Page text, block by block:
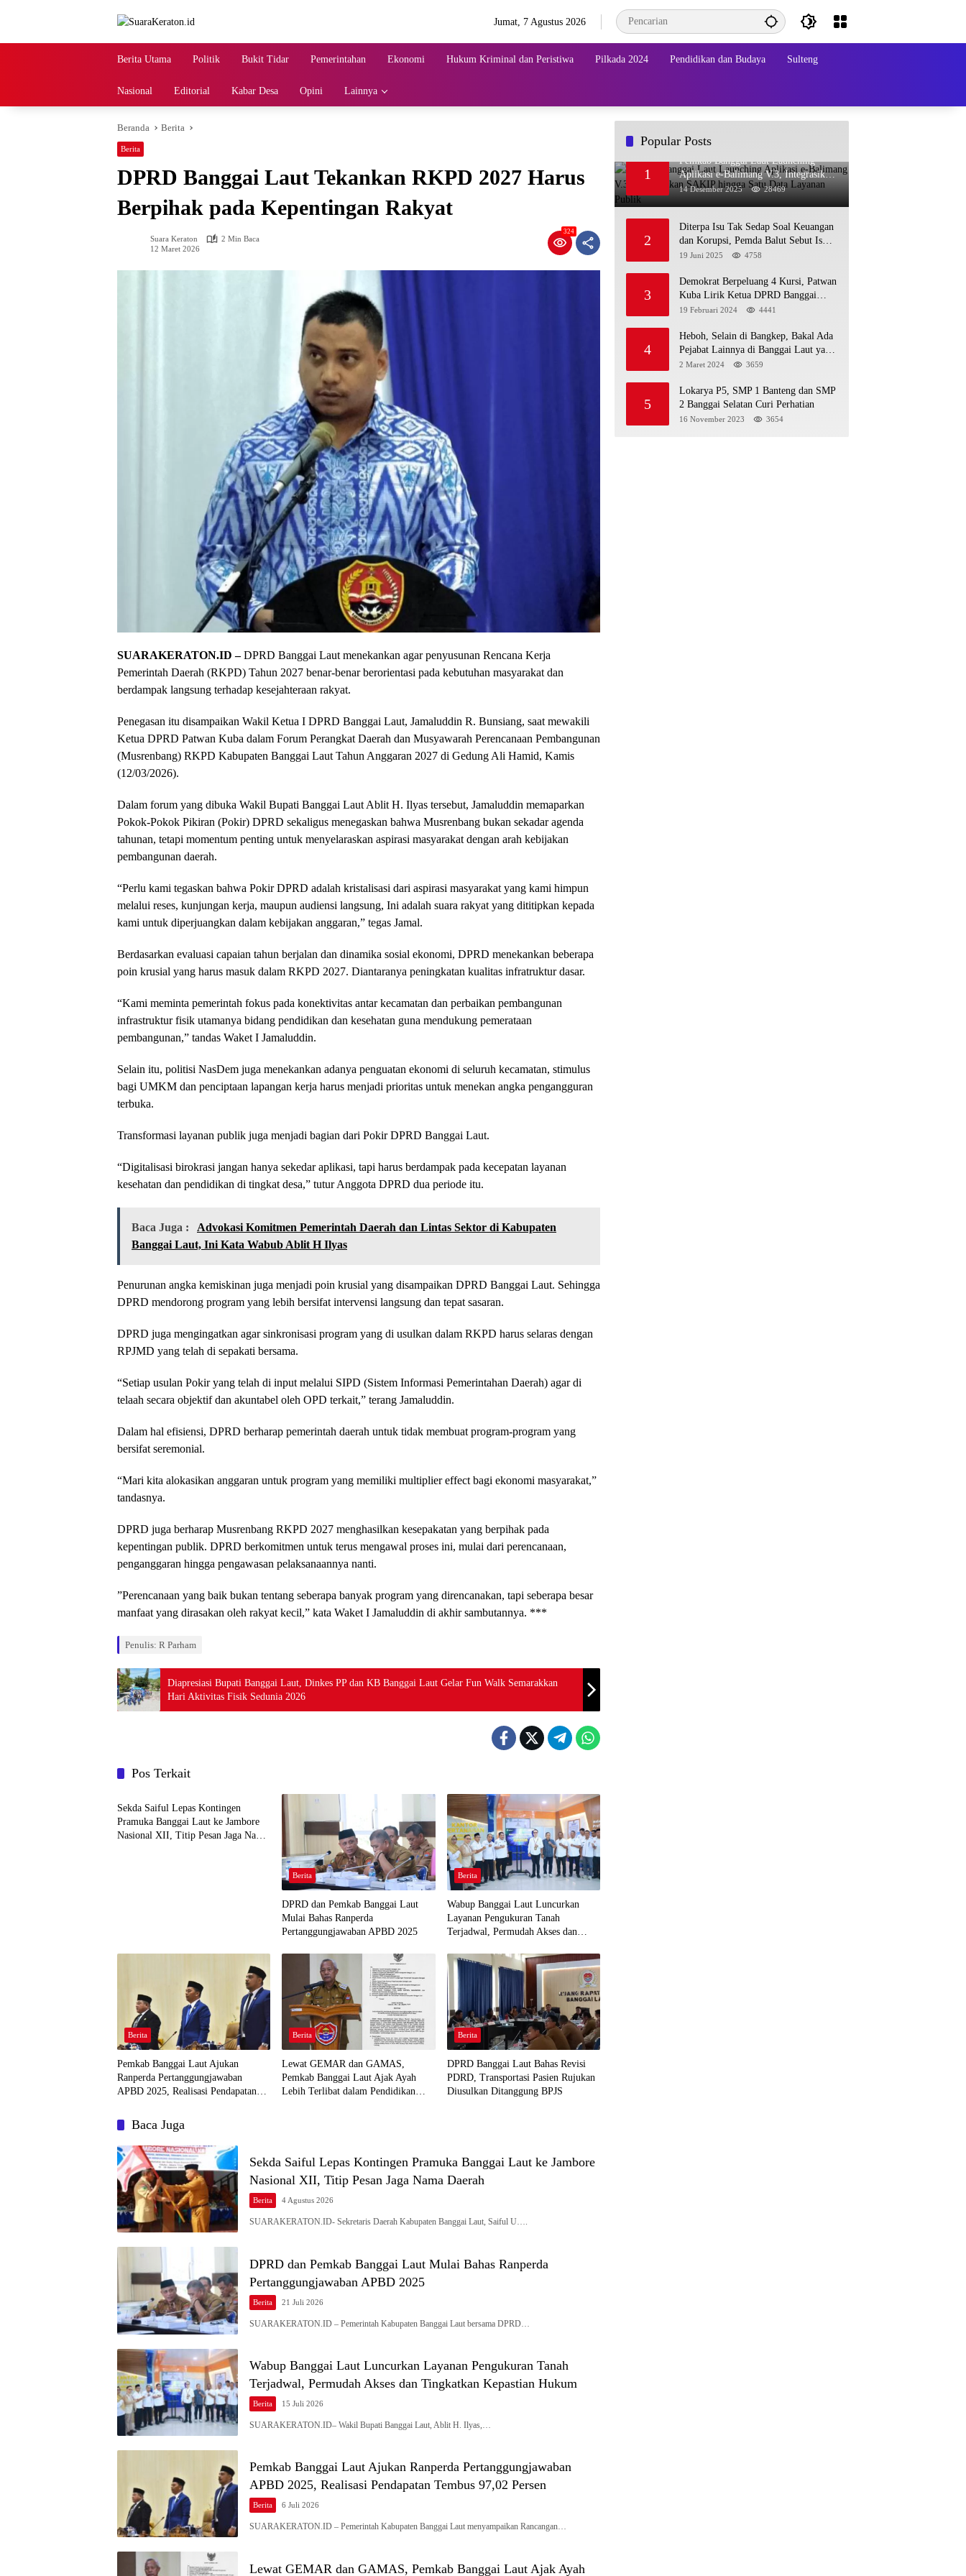
Jumat, 7 Agustus 2026
Berita Utama Politik Bukit Tidar Pemerintahan Ekonomi Hukum Kriminal dan Peristiwa Pilkada 2024 Pendidikan dan Budaya Sulteng
Nasional Editorial Kabar Desa Opini Lainnya
Beranda Berita
Berita
DPRD Banggai Laut Tekankan RKPD 2027 Harus
Berpihak pada Kepentingan Rakyat
Suara Keraton
2 Min Baca
12 Maret 2026
324
SUARAKERATON.ID –DPRD Banggai Laut menekankan agar penyusunan Rencana Kerja
Pemerintah Daerah (RKPD) Tahun 2027 benar-benar berorientasi pada kebutuhan masyarakat dan
berdampak langsung terhadap kesejahteraan rakyat.
Penegasan itu disampaikan Wakil Ketua I DPRD Banggai Laut, Jamaluddin R. Bunsiang, saat mewakili
Ketua DPRD Patwan Kuba dalam Forum Perangkat Daerah dan Musyawarah Perencanaan Pembangunan
(Musrenbang) RKPD Kabupaten Banggai Laut Tahun Anggaran 2027 di Gedung Ali Hamid, Kamis
(12/03/2026).
Dalam forum yang dibuka Wakil Bupati Banggai Laut Ablit H. Ilyas tersebut, Jamaluddin memaparkan
Pokok-Pokok Pikiran (Pokir) DPRD sekaligus menegaskan bahwa Musrenbang bukan sekadar agenda
tahunan, tetapi momentum penting untuk menyelaraskan aspirasi masyarakat dengan arah kebijakan
pembangunan daerah.
“Perlu kami tegaskan bahwa Pokir DPRD adalah kristalisasi dari aspirasi masyarakat yang kami himpun
melalui reses, kunjungan kerja, maupun audiensi langsung, Ini adalah suara rakyat yang dititipkan kepada
kami untuk diperjuangkan dalam kebijakan anggaran,” tegas Jamal.
Berdasarkan evaluasi capaian tahun berjalan dan dinamika sosial ekonomi, DPRD menekankan beberapa
poin krusial yang harus masuk dalam RKPD 2027. Diantaranya peningkatan kualitas infratruktur dasar.
“Kami meminta pemerintah fokus pada konektivitas antar kecamatan dan perbaikan pembangunan
infrastruktur fisik utamanya bidang pendidikan dan kesehatan guna mendukung pemerataan
pembangunan,” tandas Waket I Jamaluddin.
Selain itu, politisi NasDem juga menekankan adanya ​penguatan ekonomi di seluruh kecamatan, stimulus
bagi UMKM dan penciptaan lapangan kerja harus menjadi prioritas untuk menekan angka pengangguran
terbuka.
Transformasi layanan publik juga menjadi bagian dari Pokir DPRD Banggai Laut.
“Digitalisasi birokrasi jangan hanya sekedar aplikasi, tapi harus berdampak pada kecepatan layanan
kesehatan dan pendidikan di tingkat desa,” tutur Anggota DPRD dua periode itu.
Baca Juga :
Advokasi Komitmen Pemerintah Daerah dan Lintas Sektor di Kabupaten
Banggai Laut, Ini Kata Wabub Ablit H Ilyas
Penurunan angka kemiskinan juga menjadi poin krusial yang disampaikan DPRD Banggai Laut. Sehingga
DPRD mendorong program yang lebih bersifat intervensi langsung dan tepat sasaran.
DPRD juga mengingatkan agar sinkronisasi program yang di usulkan dalam RKPD harus selaras dengan
RPJMD yang telah di sepakati bersama.
“Setiap usulan Pokir yang telah di input melalui SIPD (Sistem Informasi Pemerintahan Daerah) agar di
telaah secara objektif dan akuntabel oleh OPD terkait,” terang Jamaluddin.
Dalam hal efisiensi, DPRD berharap pemerintah daerah untuk tidak membuat program-program yang
bersifat seremonial.
“Mari kita alokasikan anggaran untuk program yang memiliki multiplier effect bagi ekonomi masyarakat,”
tandasnya.
DPRD juga berharap Musrenbang RKPD 2027 menghasilkan kesepakatan yang berpihak pada
kepentingan publik. DPRD berkomitmen untuk terus mengawal proses ini, mulai dari perencanaan,
penganggaran hingga pengawasan pelaksanaannya nanti.
​”Perencanaan yang baik bukan tentang seberapa banyak program yang direncanakan, tapi seberapa besar
manfaat yang dirasakan oleh rakyat kecil,” kata Waket I Jamaluddin di akhir sambutannya. ***
Penulis: R Parham
Diapresiasi Bupati Banggai Laut, Dinkes PP dan KB Banggai Laut Gelar Fun Walk Semarakkan
Hari Aktivitas Fisik Sedunia 2026
Pos Terkait
Berita
Sekda Saiful Lepas Kontingen
Pramuka Banggai Laut ke Jambore
Nasional XII, Titip Pesan Jaga Nama
Berita
DPRD dan Pemkab Banggai Laut
Mulai Bahas Ranperda
Pertanggungjawaban APBD 2025
Berita
Wabup Banggai Laut Luncurkan
Layanan Pengukuran Tanah
Terjadwal, Permudah Akses dan
Berita
Pemkab Banggai Laut Ajukan
Ranperda Pertanggungjawaban
APBD 2025, Realisasi Pendapatan
Berita
Lewat GEMAR dan GAMAS,
Pemkab Banggai Laut Ajak Ayah
Lebih Terlibat dalam Pendidikan
Berita
DPRD Banggai Laut Bahas Revisi
PDRD, Transportasi Pasien Rujukan
Diusulkan Ditanggung BPJS
Baca Juga
Sekda Saiful Lepas Kontingen Pramuka Banggai Laut ke Jambore
Nasional XII, Titip Pesan Jaga Nama Daerah
Berita 4 Agustus 2026
SUARAKERATON.ID- Sekretaris Daerah Kabupaten Banggai Laut, Saiful U….
DPRD dan Pemkab Banggai Laut Mulai Bahas Ranperda
Pertanggungjawaban APBD 2025
Berita 21 Juli 2026
SUARAKERATON.ID – Pemerintah Kabupaten Banggai Laut bersama DPRD…
Wabup Banggai Laut Luncurkan Layanan Pengukuran Tanah
Terjadwal, Permudah Akses dan Tingkatkan Kepastian Hukum
Berita 15 Juli 2026
SUARAKERATON.ID– Wakil Bupati Banggai Laut, Ablit H. Ilyas,…
Pemkab Banggai Laut Ajukan Ranperda Pertanggungjawaban
APBD 2025, Realisasi Pendapatan Tembus 97,02 Persen
Berita 6 Juli 2026
SUARAKERATON.ID – Pemerintah Kabupaten Banggai Laut menyampaikan Rancangan…
Lewat GEMAR dan GAMAS, Pemkab Banggai Laut Ajak Ayah
Popular Posts
1
Pemkab Banggai Laut Launching
Aplikasi e-Balimang V.3, Integrasikan
SAKIP hingga Satu Data Layanan
14 Desember 2025 28469
2
Diterpa Isu Tak Sedap Soal Keuangan
dan Korupsi, Pemda Balut Sebut Isu
Tak Berdasar
19 Juni 2025 4758
3
Demokrat Berpeluang 4 Kursi, Patwan
Kuba Lirik Ketua DPRD Banggai
Laut
19 Februari 2024 4441
4
Heboh, Selain di Bangkep, Bakal Ada
Pejabat Lainnya di Banggai Laut yang
Bakal di Ciduk, Bagini Kata Kapolres!
2 Maret 2024 3659
5
Lokarya P5, SMP 1 Banteng dan SMP
2 Banggai Selatan Curi Perhatian
16 November 2023 3654